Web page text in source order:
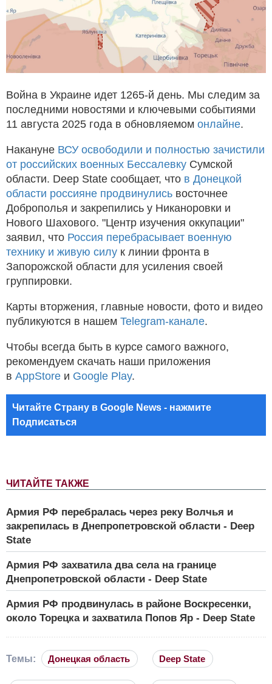
ЧИТАЙТЕ ТАКЖЕ
Армия РФ перебралась через реку Волчья и
закрепилась в Днепропетровской области - Deep
State
Армия РФ захватила два села на границе
Днепропетровской области - Deep State
Армия РФ продвинулась в районе Воскресенки,
около Торецка и захватила Попов Яр - Deep State
Война в Украине идет 1265-й день. Мы следим за
последними новостями и ключевыми событиями
11 августа 2025 года в обновляемом онлайне.
Накануне ВСУ освободили и полностью зачистили
от российских военных Бессалевку Сумской
области. Deep State сообщает, что в Донецкой
области россияне продвинулись восточнее
Доброполья и закрепились у Никаноровки и
Нового Шахового. "Центр изучения оккупации"
заявил, что Россия перебрасывает военную
технику и живую силу к линии фронта в
Запорожской области для усиления своей
группировки.
Карты вторжения, главные новости, фото и видео
публикуются в нашем Telegram-канале.
Чтобы всегда быть в курсе самого важного,
рекомендуем скачать наши приложения
в AppStore и Google Play.
Читайте Страну в Google News - нажмите
Подписаться
Темы: Донецкая область Deep State